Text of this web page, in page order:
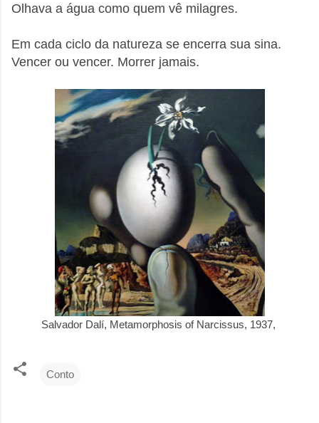
Olhava a água como quem vê milagres.
Em cada ciclo da natureza se encerra sua sina.
Vencer ou vencer. Morrer jamais.
Salvador Dalí, Metamorphosis of Narcissus, 1937,
Conto